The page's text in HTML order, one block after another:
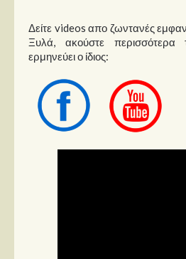
Δείτε videos απο ζωντανές
Ξυλά, ακούστε περισσότερα
ερμηνεύει ο ίδιος: